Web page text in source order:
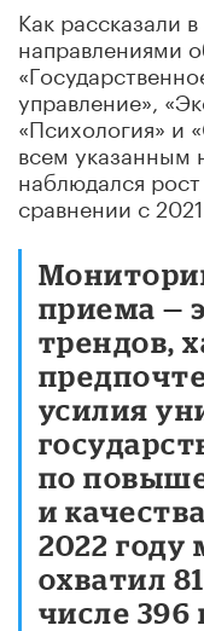
Как
направлениями
управление»,
«Психология» и
всем указанным
наблюдался
сравнении с
приема —
трендов,
усилия
по
и
2022 году
охватил
числе 396